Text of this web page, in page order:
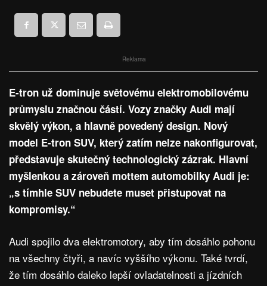
Reklama
E-tron už dominuje světovému elektromobilovému
průmyslu značnou částí. Vozy značky Audi mají
skvělý výkon, a hlavně povedený design. Nový
model E-tron SUV, který zatím nelze nakonfigurovat,
představuje skutečný technologický zázrak. Hlavní
myšlenkou a zároveň mottem automobilky Audi je:
„s tímhle SUV nebudete muset přistupovat na
kompromisy.“
Audi spojilo dva elektromotory, aby tím dosáhlo pohonu
na všechny čtyři, a navíc vyššího výkonu. Také tvrdí,
že tím dosáhlo daleko lepší ovladatelnosti a jízdních